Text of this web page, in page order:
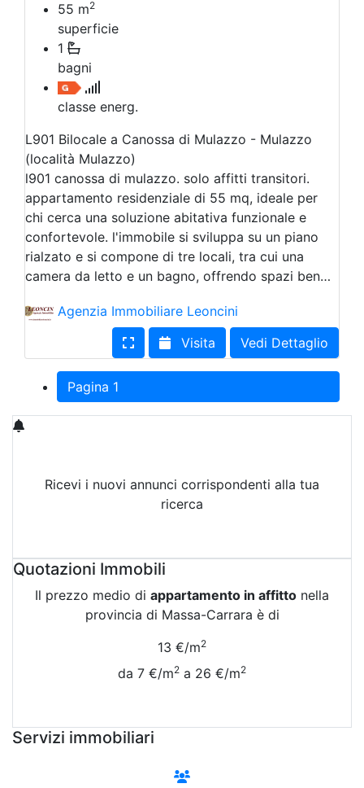
55 m2
superficie
1
bagni
classe energ.
L901 Bilocale a Canossa di Mulazzo - Mulazzo
(località Mulazzo)
l901 canossa di mulazzo. solo affitti transitori.
appartamento residenziale di 55 mq, ideale per
chi cerca una soluzione abitativa funzionale e
confortevole. l'immobile si sviluppa su un piano
rialzato e si compone di tre locali, tra cui una
camera da letto e un bagno, offrendo spazi ben…
Agenzia Immobiliare Leoncini
Visita
Vedi Dettaglio
Pagina 1
Ricevi i nuovi annunci corrispondenti alla tua
ricerca
Quotazioni Immobili
Il prezzo medio di appartamento in affitto nella
provincia di Massa-Carrara è di
13 €/m2
da 7 €/m2 a 26 €/m2
Servizi immobiliari